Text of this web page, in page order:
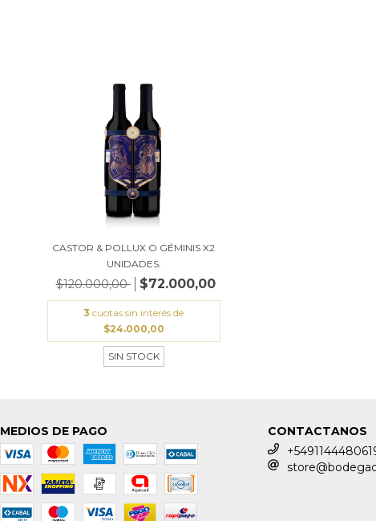
CASTOR & POLLUX O GÉMINIS X2
UNIDADES.
$120.000,00 $72.000,00
3 cuotas sin interés de
$24.000,00
SIN STOCK
MEDIOS DE PAGO
CONTACTANOS